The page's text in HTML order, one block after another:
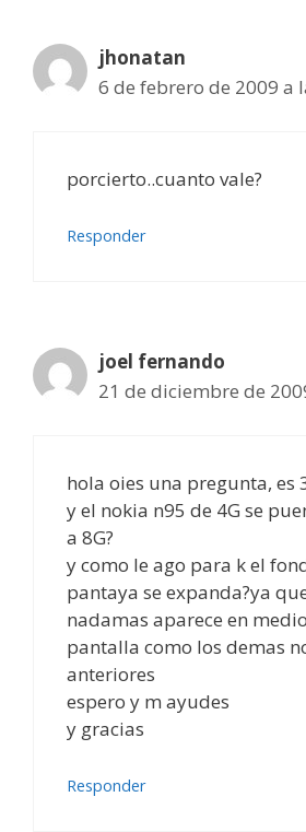
jhonatan
6 de febrero de 2009 a
porcierto..cuanto vale?
Responder
joel fernando
21 de diciembre de
hola oies una pregunta, es
y el nokia n95 de 4G se
a 8G?
y como le ago para k el
pantaya se expanda?ya
nadamas aparece en
pantalla como los demas
anteriores
espero y m ayudes
y gracias
Responder